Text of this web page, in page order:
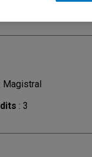
Magistral
: 3